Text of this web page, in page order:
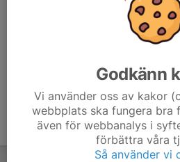
Godkänn
Vi använder oss av kakor
webbplats ska fungera bra
även för webbanalys i
förbättra våra
Så använder vi